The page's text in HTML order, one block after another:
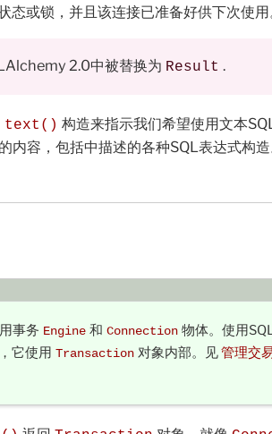
或锁，并且该连接已准备好供下次使用
2.0中被替换为 Result .
text() 构造来指示我们希望使用文本
内容，包括中描述的各种SQL表达式构造
事务 Engine 和 Connection 物体。使用
它使用 Transaction 对象内部。见管理交